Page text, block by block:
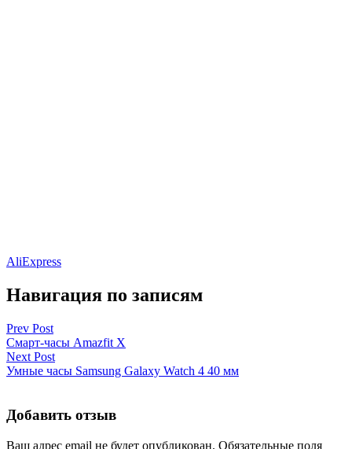
AliExpress
Навигация по записям
Prev Post
Смарт-часы Amazfit X
Next Post
Умные часы Samsung Galaxy Watch 4 40 мм
Добавить отзыв
Ваш адрес email не будет опубликован. Обязательные поля